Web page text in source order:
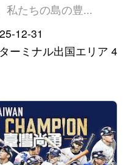
私たちの島の豊...
12-31
ーミナル出国エリア 4